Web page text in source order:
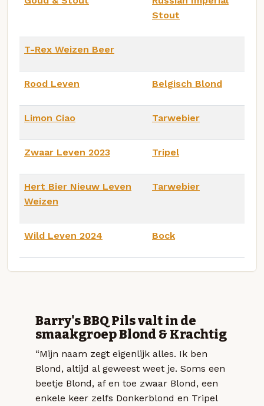
Stout
T-Rex Weizen Beer
Rood Leven Belgisch Blond
Limon Ciao Tarwebier
Zwaar Leven 2023 Tripel
Hert Bier Nieuw Leven
Weizen
Tarwebier
Wild Leven 2024 Bock
Barry's BBQ Pils valt in de
smaakgroep Blond & Krachtig
“Mijn naam zegt eigenlijk alles. Ik ben
Blond, altijd al geweest weet je. Soms een
beetje Blond, af en toe zwaar Blond, een
enkele keer zelfs Donkerblond en Tripel